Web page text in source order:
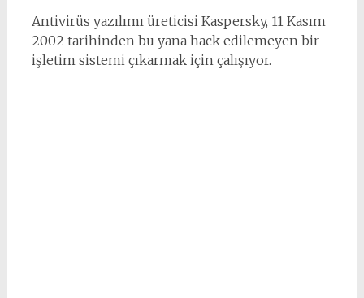
Antivirüs yazılımı üreticisi Kaspersky, 11 Kasım
2002 tarihinden bu yana hack edilemeyen bir
işletim sistemi çıkarmak için çalışıyor.